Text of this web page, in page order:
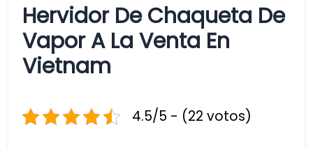
Hervidor De Chaqueta De
Vapor A La Venta En
Vietnam
4.5/5 - (22 votos)